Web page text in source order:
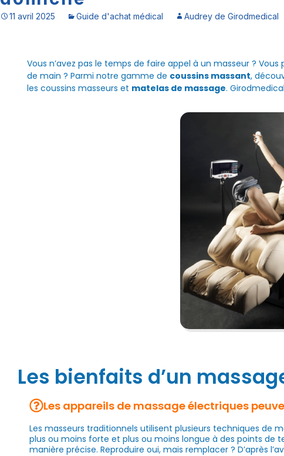
11 avril 2025 Guide d'achat médical Audrey de Girodmedical
Vous n’avez pas le temps de faire appel à un masseur ?
de main ? Parmi notre gamme de coussins massant,
les coussins masseurs et matelas de massage.
Les bienfaits d’un
Les appareils de massage électriques
Les masseurs traditionnels utilisent plusieurs techniques de
plus ou moins forte et plus ou moins longue à des points de
manière précise. Reproduire oui, mais remplacer ? D’après